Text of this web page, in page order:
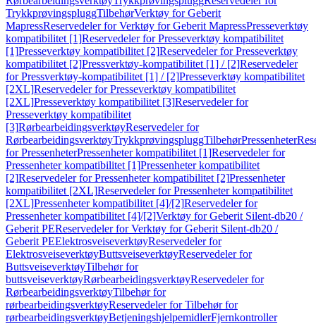
TrykkprøvingspluggTilbehørVerktøy for Geberit
MapressReservedeler for Verktøy for Geberit MapressPresseverktøy
kompatibilitet [1]Reservedeler for Presseverktøy kompatibilitet
[1]Presseverktøy kompatibilitet [2]Reservedeler for Presseverktøy
kompatibilitet [2]Pressverktøy-kompatibilitet [1] / [2]Reservedeler
for Pressverktøy-kompatibilitet [1] / [2]Presseverktøy kompatibilitet
[2XL]Reservedeler for Presseverktøy kompatibilitet
[2XL]Presseverktøy kompatibilitet [3]Reservedeler for
Presseverktøy kompatibilitet
[3]RørbearbeidingsverktøyReservedeler for
RørbearbeidingsverktøyTrykkprøvingspluggTilbehørPressenheter
for PressenheterPressenheter kompatibilitet [1]Reservedeler for
Pressenheter kompatibilitet [1]Pressenheter kompatibilitet
[2]Reservedeler for Pressenheter kompatibilitet [2]Pressenheter
kompatibilitet [2XL]Reservedeler for Pressenheter kompatibilitet
[2XL]Pressenheter kompatibilitet [4]/[2]Reservedeler for
Pressenheter kompatibilitet [4]/[2]Verktøy for Geberit Silent-db20 /
Geberit PEReservedeler for Verktøy for Geberit Silent-db20 /
Geberit PEElektrosveiseverktøyReservedeler for
ElektrosveiseverktøyButtsveiseverktøyReservedeler for
ButtsveiseverktøyTilbehør for
buttsveiseverktøyRørbearbeidingsverktøyReservedeler for
RørbearbeidingsverktøyTilbehør for
rørbearbeidingsverktøyReservedeler for Tilbehør for
rørbearbeidingsverktøyBetjeningshjelpemidlerFjernkontroller